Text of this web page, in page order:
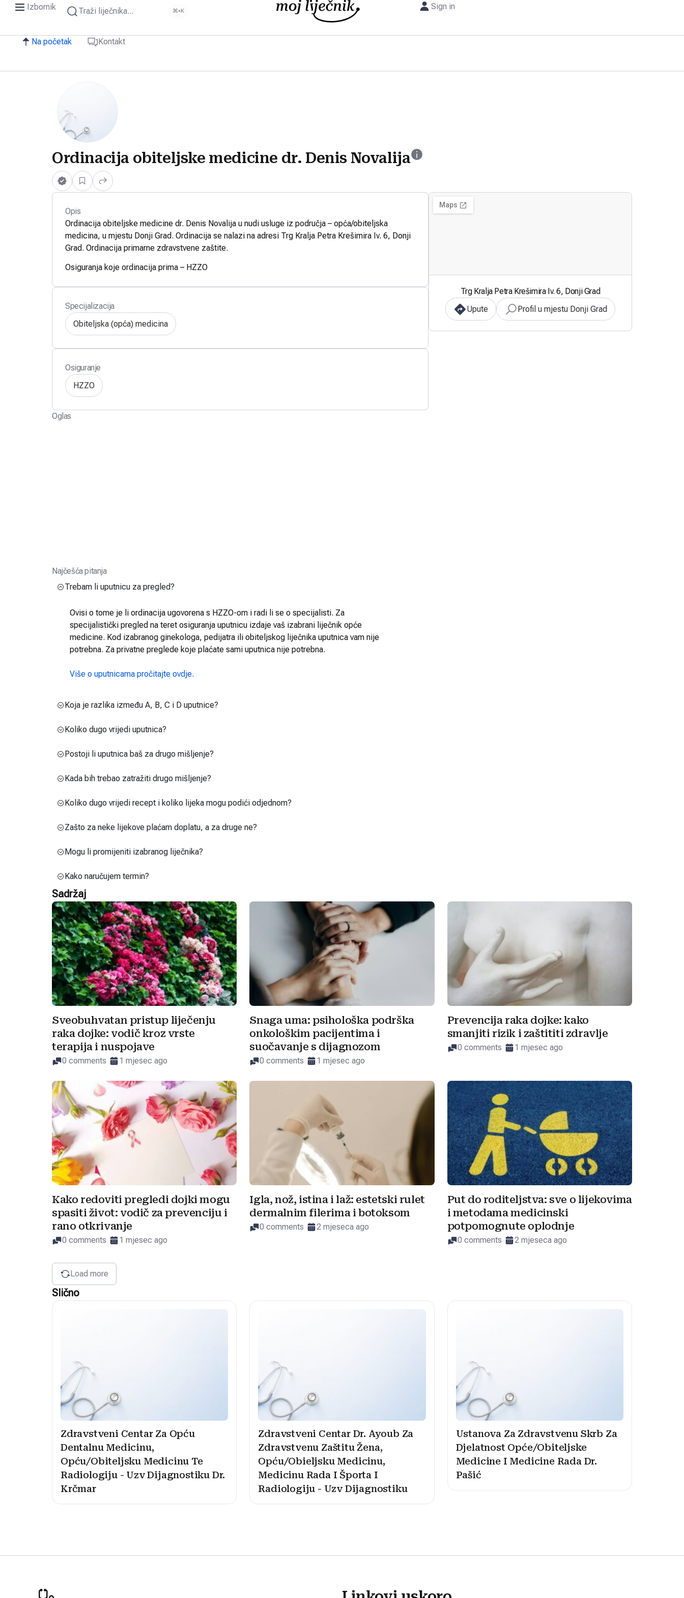
Izbornik Traži liječnika... ⌘+K Sign in
Na početak Kontakt
Ordinacija obiteljske medicine dr. Denis Novalija
Opis
Ordinacija obiteljske medicine dr. Denis Novalija u nudi usluge iz područja – opća/obiteljska
medicina, u mjestu Donji Grad. Ordinacija se nalazi na adresi Trg Kralja Petra Krešimira Iv. 6, Donji
Grad. Ordinacija primarne zdravstvene zaštite.
Osiguranja koje ordinacija prima – HZZO
Specijalizacija
Obiteljska (opća) medicina
Osiguranje
HZZO
Oglas
Trg Kralja Petra Krešimira Iv. 6, Donji Grad
Upute
Profil u mjestu Donji Grad
Najčešća pitanja
Trebam li uputnicu za pregled?
Ovisi o tome je li ordinacija ugovorena s HZZO-om i radi li se o specijalisti. Za
specijalistički pregled na teret osiguranja uputnicu izdaje vaš izabrani liječnik opće
medicine. Kod izabranog ginekologa, pedijatra ili obiteljskog liječnika uputnica vam nije
potrebna. Za privatne preglede koje plaćate sami uputnica nije potrebna.
Više o uputnicama pročitajte ovdje.
Koja je razlika između A, B, C i D uputnice?
Koliko dugo vrijedi uputnica?
Postoji li uputnica baš za drugo mišljenje?
Kada bih trebao zatražiti drugo mišljenje?
Koliko dugo vrijedi recept i koliko lijeka mogu podići odjednom?
Zašto za neke lijekove plaćam doplatu, a za druge ne?
Mogu li promijeniti izabranog liječnika?
Kako naručujem termin?
Sadržaj
Sveobuhvatan pristup liječenju
raka dojke: vodič kroz vrste
terapija i nuspojave
0 comments 1 mjesec ago
Snaga uma: psihološka podrška
onkološkim pacijentima i
suočavanje s dijagnozom
0 comments 1 mjesec ago
Prevencija raka dojke: kako
smanjiti rizik i zaštititi zdravlje
0 comments 1 mjesec ago
Kako redoviti pregledi dojki mogu
spasiti život: vodič za prevenciju i
rano otkrivanje
0 comments 1 mjesec ago
Igla, nož, istina i laž: estetski rulet
dermalnim filerima i botoksom
0 comments 2 mjeseca ago
Put do roditeljstva: sve o lijekovima
i metodama medicinski
potpomognute oplodnje
0 comments 2 mjeseca ago
Load more
Slično
Zdravstveni Centar Za Opću
Dentalnu Medicinu,
Opću/Obiteljsku Medicinu Te
Radiologiju - Uzv Dijagnostiku Dr.
Krčmar
Zdravstveni Centar Dr. Ayoub Za
Zdravstvenu Zaštitu Žena,
Opću/Obieljsku Medicinu,
Medicinu Rada I Športa I
Radiologiju - Uzv Dijagnostiku
Ustanova Za Zdravstvenu Skrb Za
Djelatnost Opće/Obiteljske
Medicine I Medicine Rada Dr.
Pašić